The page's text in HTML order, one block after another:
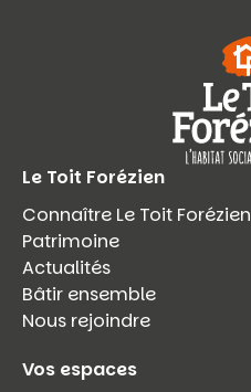
Le Toit Forézien
Connaître Le Toit Forézien
Patrimoine
Actualités
Bâtir ensemble
Nous rejoindre
Vos espaces